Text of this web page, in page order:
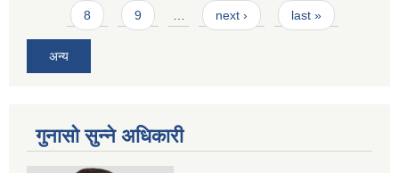
8 9 next › last »
अन्य
गुनासो सुन्ने अधिकारी